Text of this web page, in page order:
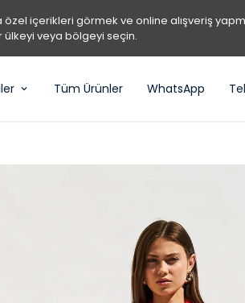
özel içerikleri görmek ve online alışveriş
ülkeyi veya bölgeyi seçin.
Tüm Ürünler WhatsApp